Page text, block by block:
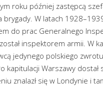
roku później zastępcą
brygady. W latach
do prac Generalnego
inspektorem armii. W
jedynego polskiego
kapitulacji Warszawy
znalazł się w Londynie i